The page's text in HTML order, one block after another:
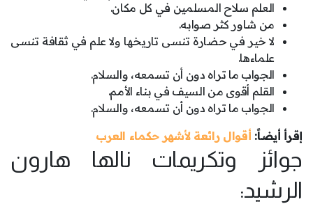
العلم سلاح المسلمين في كل مكان.
من شاور كثر صوابه.
لا خير في حضارة تنسى تاريخها ولا علم في ثقافة تنسى
علماءها.
الجواب ما تراه دون أن تسمعه، والسلام.
القلم أقوى من السيف في بناء الأمم.
الجواب ما تراه دون أن تسمعه، والسلام.
إقرأ أيضاً: أقوال رائعة لأشهر حكماء العرب
جوائز وتكريمات نالها هارون
الرشيد: